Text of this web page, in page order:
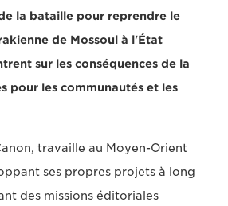
la bataille pour reprendre le
de Mossoul à l'État
sur les conséquences de la
pour les communautés et les
travaille au Moyen-Orient
ses propres projets à long
des missions éditoriales